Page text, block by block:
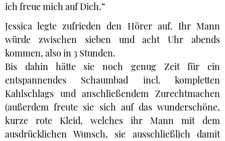
ich freue mich auf Dich.“
Jessica legte zufrieden den Hörer auf. Ihr Mann
würde zwischen sieben und acht Uhr abends
kommen, also in 3 Stunden.
Bis dahin hätte sie noch genug Zeit für ein
entspannendes Schaumbad incl. kompletten
Kahlschlags und anschließendem Zurechtmachen
(außerdem freute sie sich auf das wunderschöne,
kurze rote Kleid, welches ihr Mann mit dem
ausdrücklichen Wunsch, sie ausschließlich damit